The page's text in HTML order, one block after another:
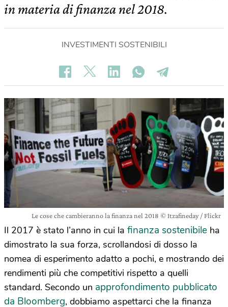
in materia di finanza nel 2018.
INVESTIMENTI SOSTENIBILI
Le cose che cambieranno la finanza nel 2018 © Itzafineday / Flickr
Il 2017 è stato l’anno in cui la finanza sostenibile ha
dimostrato la sua forza, scrollandosi di dosso la
nomea di esperimento adatto a pochi, e mostrando dei
rendimenti più che competitivi rispetto a quelli
standard. Secondo un approfondimento pubblicato
da Bloomberg, dobbiamo aspettarci che la finanza